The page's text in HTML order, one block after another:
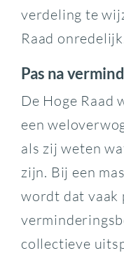
verdeling te
Raad
Pas na
De Hoge Raad
een
als zij weten
zijn. Bij een
wordt dat vaak
collectieve